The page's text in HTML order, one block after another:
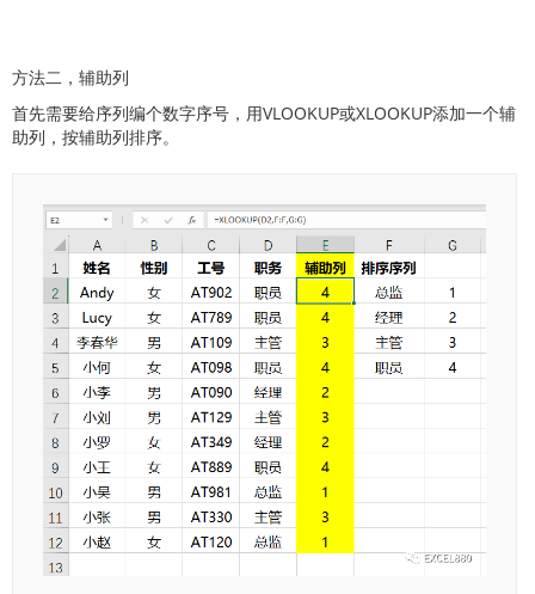
方法二，辅助列
首先需要给序列编个数字序号，用VLOOKUP或XLOOKUP添加一个辅
助列，按辅助列排序。